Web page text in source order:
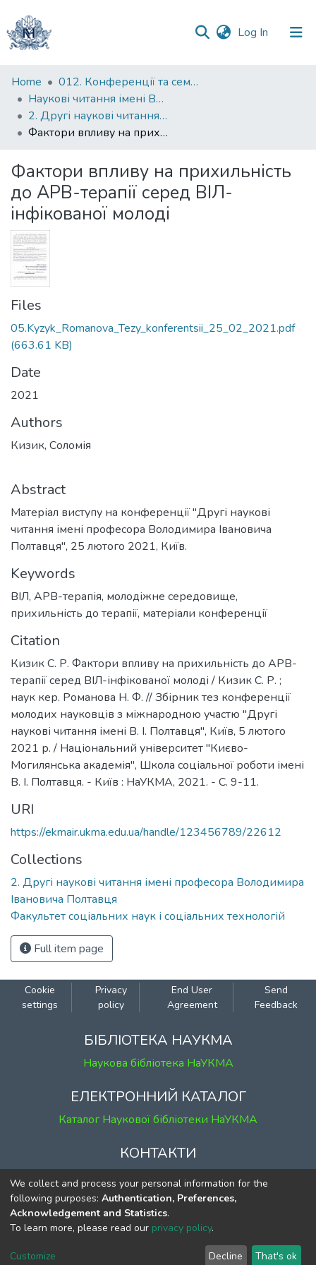
Log In (current)
Communities
&
Collections
All of DSpace
Statistics
Home
012. Конференції та семінари НаУКМА
Наукові читання імені Володимира Івановича Полтавця
2. Другі наукові читання імені професора Володимира Івановича Полтавця
Фактори впливу на прихильність до АРВ-терапії серед ВІЛ-інфікованої молоді
Фактори впливу на прихильність
до АРВ-терапії серед ВІЛ-
інфікованої молоді
Files
05.Kyzyk_Romanova_Tezy_konferentsii_25_02_2021.pdf
(663.61 KB)
Date
2021
Authors
Кизик, Соломія
Abstract
Матеріал виступу на конференції "Другі наукові
читання імені професора Володимира Івановича
Полтавця", 25 лютого 2021, Київ.
Keywords
ВІЛ, АРВ-терапія, молодіжне середовище,
прихильність до терапії, матеріали конференції
Citation
Кизик С. Р. Фактори впливу на прихильність до АРВ-
терапії серед ВІЛ-інфікованої молоді / Кизик С. Р. ;
наук кер. Романова Н. Ф. // Збірник тез конференції
молодих науковців з міжнародною участю "Другі
наукові читання імені В. І. Полтавця", Київ, 5 лютого
2021 р. / Національний університет "Києво-
Могилянська академія", Школа соціальної роботи імені
В. І. Полтавця. - Київ : НаУКМА, 2021. - C. 9-11.
URI
https://ekmair.ukma.edu.ua/handle/123456789/22612
Collections
2. Другі наукові читання імені професора Володимира
Івановича Полтавця
Факультет соціальних наук і соціальних технологій
Full item page
Cookie
settings
Privacy
policy
End User
Agreement
Send
Feedback
БІБЛІОТЕКА НАУКМА
Наукова бібліотека НаУКМА
ЕЛЕКТРОННИЙ КАТАЛОГ
Каталог Наукової бібліотеки НаУКМА
КОНТАКТИ
м. Київ, вул. Григорія Сковороди, 2
к. 1, к. 120
тел. (044) 463-69-31
ekmair@ukma.edu.ua
We collect and process your personal information for the
following purposes: Authentication, Preferences,
Acknowledgement and Statistics.
To learn more, please read our privacy policy.
Customize Decline That's ok